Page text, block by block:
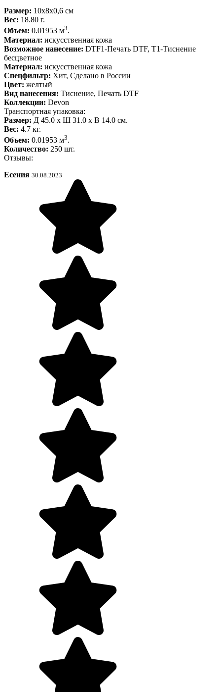
Размер: 10х8x0,6 см
Вес: 18.80 г.
Объем: 0.01953 м3.
Материал: искусственная кожа
Возможное нанесение: DTF1-Печать DTF, T1-Тиснение
бесцветное
Материал: искусственная кожа
Спецфильтр: Хит, Сделано в России
Цвет: желтый
Вид нанесения: Тиснение, Печать DTF
Коллекции: Devon
Транспортная упаковка:
Размер: Д 45.0 x Ш 31.0 x В 14.0 см.
Вес: 4.7 кг.
Объем: 0.01953 м3.
Количество: 250 шт.
Отзывы:
Есения 30.08.2023